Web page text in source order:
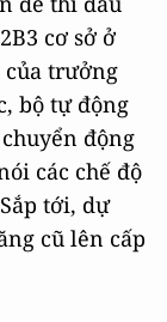
cơ sở ở
của trưởng
bộ tự động
động
các chế độ
tới, dự
cũ lên cấp